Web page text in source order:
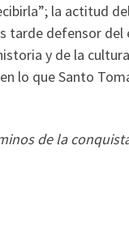
la actitud
defensor del
y de la
lo que Santo
de la